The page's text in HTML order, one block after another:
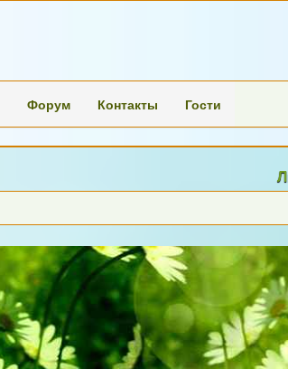
Форум Контакты Гости